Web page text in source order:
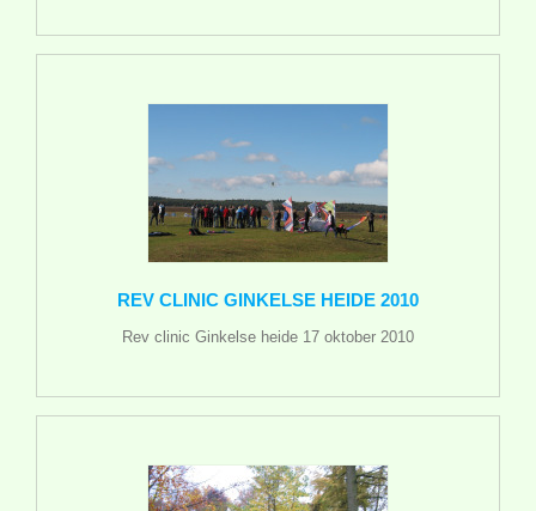
REV CLINIC GINKELSE HEIDE 2010
Rev clinic Ginkelse heide 17 oktober 2010